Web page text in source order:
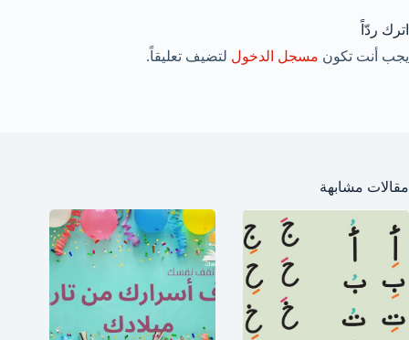
اترك ردّاً
يجب أنت تكون مسجل الدخول لتضيف تعليقاً.
مقالات مشابهة